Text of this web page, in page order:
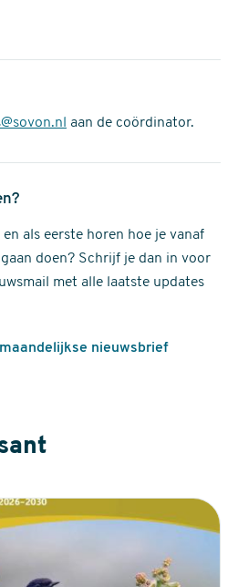
aan de coördinator.
als eerste horen hoe je vanaf
doen? Schrijf je dan in voor
met alle laatste updates
nieuwsbrief